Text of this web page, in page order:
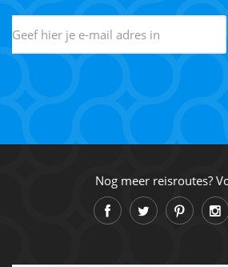
Nog meer reisroutes?